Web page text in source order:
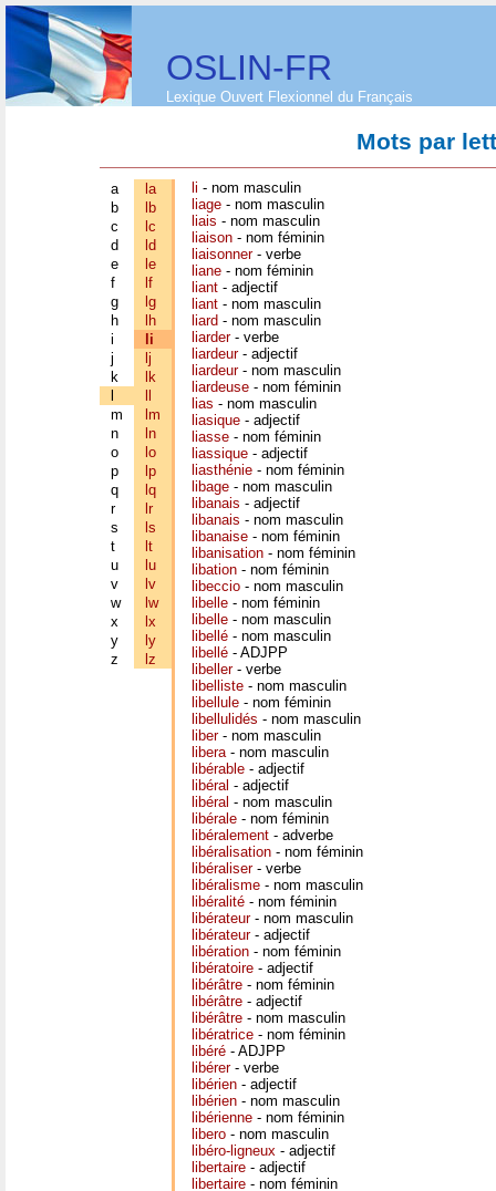
OSLIN-FR
Lexique Ouvert Flexionnel du Français
Mots par
a
b
c
d
e
f
g
h
i
j
k
m
n
o
p
q
r
s
t
u
v
w
x
y
z
la
lb
lc
ld
le
lf
lg
lh
li
lj
lk
lm
ln
lo
lp
lq
lr
ls
lt
lu
lv
lw
lx
ly
lz
li - nom masculin
liage - nom masculin
liais - nom masculin
liaison - nom féminin
liaisonner- verbe
liane - nom féminin
liant - adjectif
liant - nom masculin
liard - nom masculin
liarder- verbe
liardeur- adjectif
liardeur- nom masculin
liardeuse - nom féminin
lias - nom masculin
liasique - adjectif
liasse - nom féminin
liassique - adjectif
liasthénie - nom féminin
libage - nom masculin
libanais - adjectif
libanais - nom masculin
libanaise - nom féminin
libanisation - nom féminin
libation - nom féminin
libeccio - nom masculin
libelle - nom féminin
libelle - nom masculin
libellé - nom masculin
libellé - ADJPP
libeller- verbe
libelliste - nom masculin
libellule - nom féminin
libellulidés - nom masculin
liber- nom masculin
libera- nom masculin
libérable - adjectif
libéral - adjectif
libéral - nom masculin
libérale - nom féminin
libéralement - adverbe
libéralisation - nom féminin
libéraliser- verbe
libéralisme - nom masculin
libéralité - nom féminin
libérateur- nom masculin
libérateur- adjectif
libération - nom féminin
libératoire - adjectif
libérâtre - nom féminin
libérâtre - adjectif
libérâtre - nom masculin
libératrice - nom féminin
libéré - ADJPP
libérer- verbe
libérien - adjectif
libérien - nom masculin
libérienne - nom féminin
libero - nom masculin
libéro-ligneux - adjectif
libertaire - adjectif
libertaire - nom féminin